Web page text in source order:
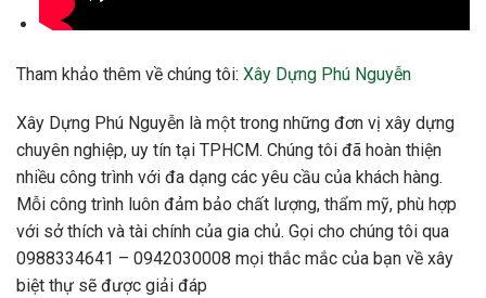
Tham khảo thêm về chúng tôi: Xây Dựng Phú Nguyễn
Xây Dựng Phú Nguyễn là một trong những đơn vị xây dựng
chuyên nghiệp, uy tín tại TPHCM. Chúng tôi đã hoàn thiện
nhiều công trình với đa dạng các yêu cầu của khách hàng.
Mỗi công trình luôn đảm bảo chất lượng, thẩm mỹ, phù hợp
với sở thích và tài chính của gia chủ. Gọi cho chúng tôi qua
0988334641 – 0942030008 mọi thắc mắc của bạn về xây
biệt thự sẽ được giải đáp